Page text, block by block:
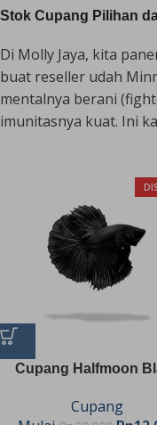
Stok Cupang Pilihan
Di Molly Jaya, kita
buat reseller udah
mentalnya berani (
imunitasnya kuat. Ini
Cupang Halfmoon
Cupang